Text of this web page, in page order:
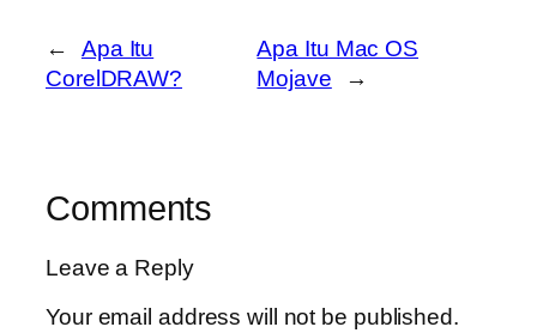
←
Apa Itu
CorelDRAW?
Apa Itu Mac OS
Mojave
→
Comments
Leave a Reply
Your email address will not be published.